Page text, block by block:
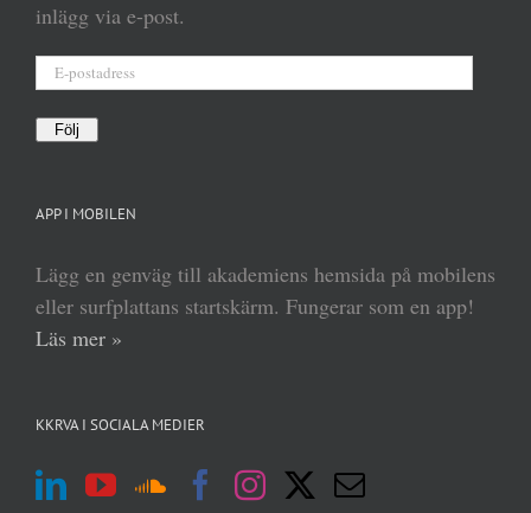
inlägg via e-post.
Följ
APP I MOBILEN
Lägg en genväg till akademiens hemsida på mobilens
eller surfplattans startskärm. Fungerar som en app!
Läs mer »
KKRVA I SOCIALA MEDIER